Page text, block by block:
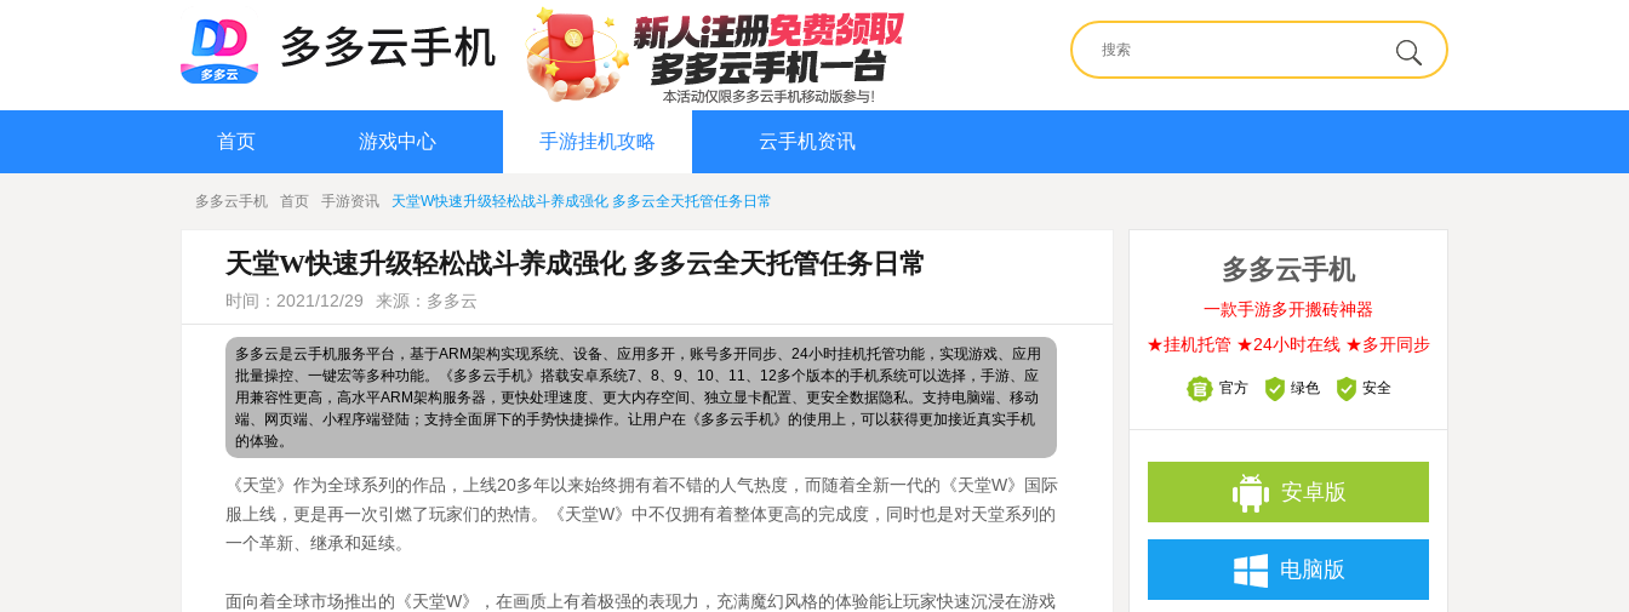
首页 游戏中心 手游挂机攻略 云手机资讯
多多云手机 首页 手游资讯 天堂W快速升级轻松战斗养成强化 多多云全天托管任务日常
天堂W快速升级轻松战斗养成强化 多多云全天托管任务日常
时间：2021/12/29 来源：多多云
多多云是云手机服务平台，基于ARM架构实现系统、设备、应用多开，账号多开同步、24小时挂机托管功能，实现游戏、应用
批量操控、一键宏等多种功能。《多多云手机》搭载安卓系统7、8、9、10、11、12多个版本的手机系统可以选择，手游、应
用兼容性更高，高水平ARM架构服务器，更快处理速度、更大内存空间、独立显卡配置、更安全数据隐私。支持电脑端、移动
端、网页端、小程序端登陆；支持全面屏下的手势快捷操作。让用户在《多多云手机》的使用上，可以获得更加接近真实手机
的体验。
《天堂》作为全球系列的作品，上线20多年以来始终拥有着不错的人气热度，而随着全新一代的《天堂W》国际
服上线，更是再一次引燃了玩家们的热情。《天堂W》中不仅拥有着整体更高的完成度，同时也是对天堂系列的
一个革新、继承和延续。
面向着全球市场推出的《天堂W》，在画质上有着极强的表现力，充满魔幻风格的体验能让玩家快速沉浸在游戏
多多云手机
一款手游多开搬砖神器
★挂机托管 ★24小时在线 ★多开同步
官方 绿色 安全
安卓版
电脑版